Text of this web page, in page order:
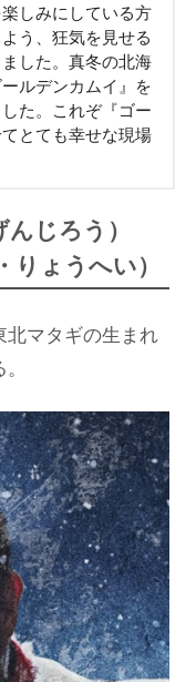
しみにしている方
う、狂気を見せる
した。真冬の北海
ルデンカムイ』を
た。これぞ『ゴー
とても幸せな現場
じろう）
ょうへい）
マタギの生まれ